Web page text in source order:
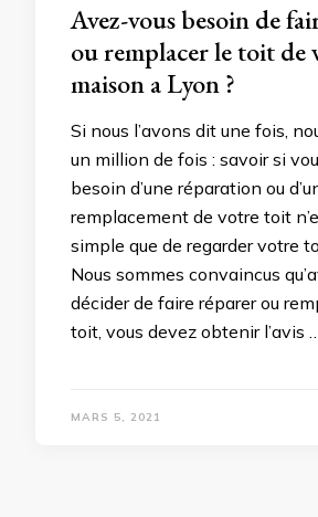
Avez-vous besoin de
ou remplacer le toit de
maison a Lyon ?
Si nous l’avons dit une fois,
un million de fois : savoir si
besoin d’une réparation ou
remplacement de votre toit
simple que de regarder votre
Nous sommes convaincus
décider de faire réparer ou
toit, vous devez obtenir l’avis …
MARS 5, 2021